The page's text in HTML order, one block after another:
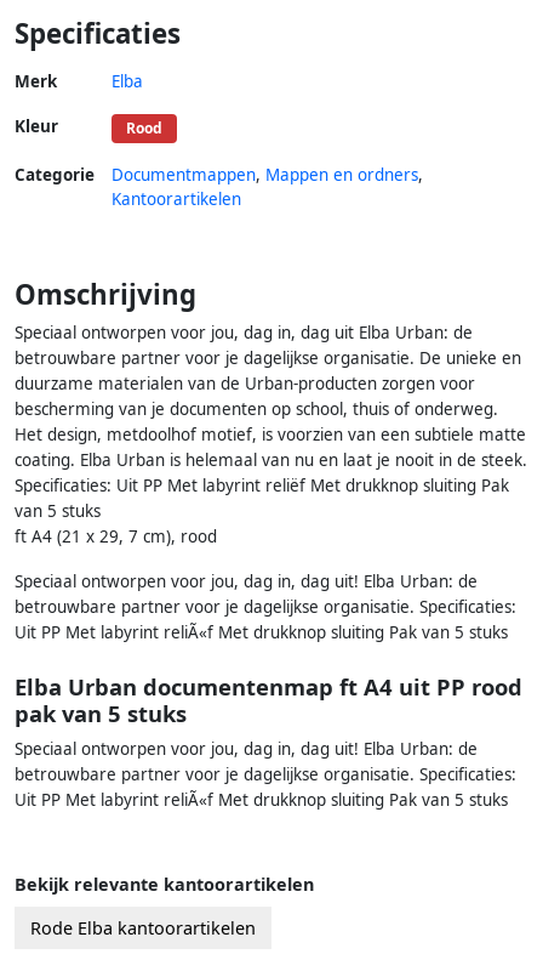
Specificaties
Merk Elba
Kleur Rood
Categorie Documentmappen, Mappen en ordners,
Kantoorartikelen
Omschrijving
Speciaal ontworpen voor jou, dag in, dag uit Elba Urban: de
betrouwbare partner voor je dagelijkse organisatie. De unieke en
duurzame materialen van de Urban-producten zorgen voor
bescherming van je documenten op school, thuis of onderweg.
Het design, metdoolhof motief, is voorzien van een subtiele matte
coating. Elba Urban is helemaal van nu en laat je nooit in de steek.
Specificaties: Uit PP Met labyrint reliëf Met drukknop sluiting Pak
van 5 stuks
ft A4 (21 x 29, 7 cm), rood
Speciaal ontworpen voor jou, dag in, dag uit! Elba Urban: de
betrouwbare partner voor je dagelijkse organisatie. Specificaties:
Uit PP Met labyrint reliÃ«f Met drukknop sluiting Pak van 5 stuks
Elba Urban documentenmap ft A4 uit PP rood
pak van 5 stuks
Speciaal ontworpen voor jou, dag in, dag uit! Elba Urban: de
betrouwbare partner voor je dagelijkse organisatie. Specificaties:
Uit PP Met labyrint reliÃ«f Met drukknop sluiting Pak van 5 stuks
Bekijk relevante kantoorartikelen
Rode Elba kantoorartikelen